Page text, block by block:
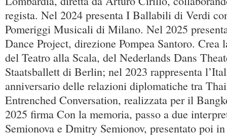
regista. Nel 2024 presenta I Ballabili di Verdi
Pomeriggi Musicali di Milano. Nel 2025
Dance Project, direzione Pompea Santoro. Crea
del Teatro alla Scala, del Nederlands Dans
Staatsballett di Berlin; nel 2023 rappresenta
anniversario delle relazioni diplomatiche tra
Entrenched Conversation, realizzata per il
2025 firma Con la memoria, passo a due
Semionova e Dmitry Semionov, presentato poi